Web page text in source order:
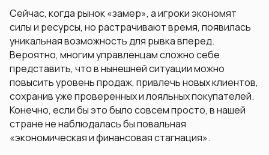
Сейчас, когда рынок «замер», а игроки экономят
силы и ресурсы, но растрачивают время, появилась
уникальная возможность для рывка вперед.
Вероятно, многим управленцам сложно себе
представить, что в нынешней ситуации можно
повысить уровень продаж, привлечь новых клиентов,
сохранив уже проверенных и лояльных покупателей.
Конечно, если бы это было совсем просто, в нашей
стране не наблюдалась бы повальная
«экономическая и финансовая стагнация».